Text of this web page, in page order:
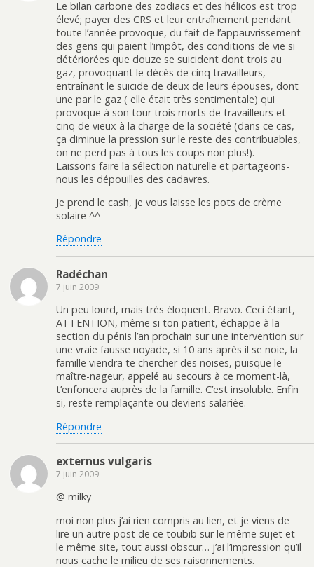
Le bilan carbone des zodiacs et des hélicos est trop
élevé; payer des CRS et leur entraînement pendant
toute l’année provoque, du fait de l’appauvrissement
des gens qui paient l’impôt, des conditions de vie si
détériorées que douze se suicident dont trois au
gaz, provoquant le décès de cinq travailleurs,
entraînant le suicide de deux de leurs épouses, dont
une par le gaz ( elle était très sentimentale) qui
provoque à son tour trois morts de travailleurs et
cinq de vieux à la charge de la société (dans ce cas,
ça diminue la pression sur le reste des contribuables,
on ne perd pas à tous les coups non plus!).
Laissons faire la sélection naturelle et partageons-
nous les dépouilles des cadavres.
Je prend le cash, je vous laisse les pots de crème
solaire ^^
Répondre
Radéchan
7 juin 2009
Un peu lourd, mais très éloquent. Bravo. Ceci étant,
ATTENTION, même si ton patient, échappe à la
section du pénis l’an prochain sur une intervention sur
une vraie fausse noyade, si 10 ans après il se noie, la
famille viendra te chercher des noises, puisque le
maître-nageur, appelé au secours à ce moment-là,
t’enfoncera auprès de la famille. C’est insoluble. Enfin
si, reste remplaçante ou deviens salariée.
Répondre
externus vulgaris
7 juin 2009
@ milky
moi non plus j’ai rien compris au lien, et je viens de
lire un autre post de ce toubib sur le même sujet et
le même site, tout aussi obscur… j’ai l’impression qu’il
nous cache le milieu de ses raisonnements.